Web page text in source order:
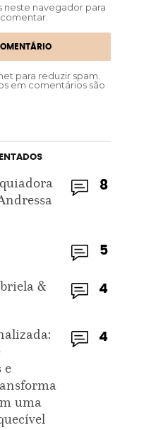
neste navegador para
para reduzir spam.
em comentários são
8
5
4
&
4
e
uma